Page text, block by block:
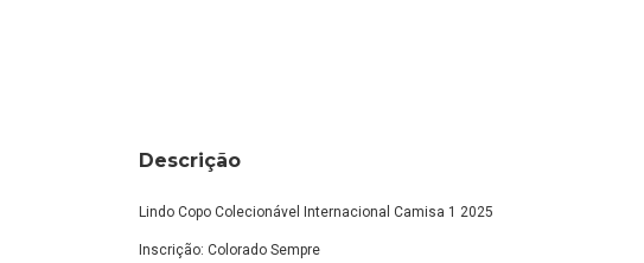
Descrição
Lindo Copo Colecionável Internacional Camisa 1 2025
Inscrição: Colorado Sempre